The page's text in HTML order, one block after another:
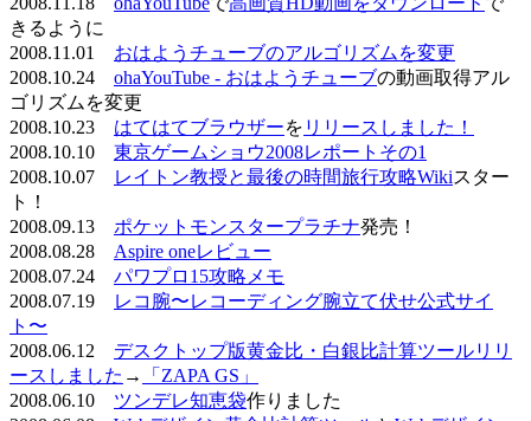
きるように
2008.11.01 おはようチューブのアルゴリズムを変更
2008.10.24 ohaYouTube - おはようチューブの動画取得アル
ゴリズムを変更
2008.10.23 はてはてブラウザーを リリースしました！
2008.10.10 東京ゲームショウ2008レポートその1
2008.10.07
レイトン教授と最後の時間旅行攻略Wikiスター
ト！
2008.09.13 ポケットモンスタープラチナ発売！
2008.08.28 Aspire oneレビュー
2008.07.24 パワプロ15攻略メモ
2008.07.19
レコ腕〜レコーディング腕立て伏せ公式サイ
ト〜
2008.06.12 デスクトップ版黄金比・白銀比計算ツールリリ
ースしました →
「ZAPA GS」
2008.06.10 ツンデレ知恵袋作りました